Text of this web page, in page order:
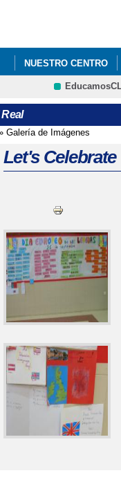
NUESTRO CENTRO
Galería de Imágenes
Let's